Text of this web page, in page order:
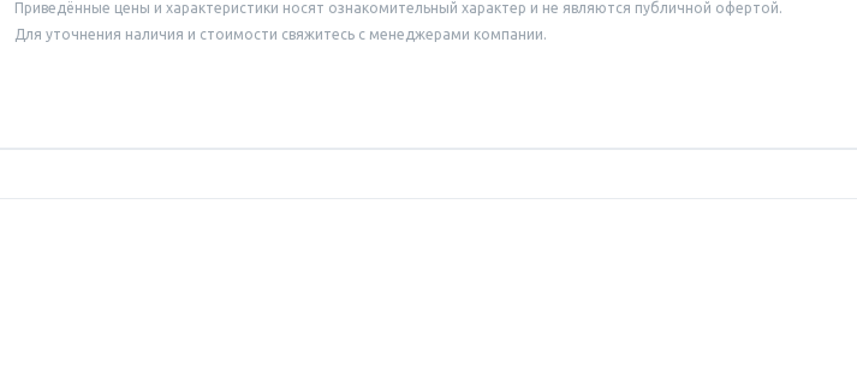
Приведённые цены и характеристики носят ознакомительный характер и не являются публичной офертой.
Для уточнения наличия и стоимости свяжитесь с менеджерами компании.